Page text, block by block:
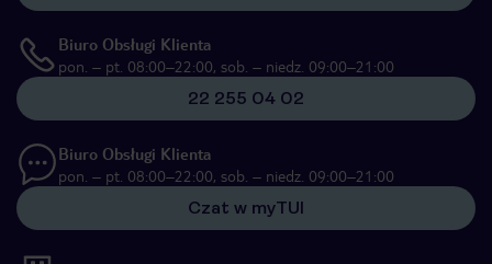
Biuro Obsługi Klienta
pon. – pt. 08:00–22:00, sob. – niedz. 09:00–21:00
22 255 04 02
Biuro Obsługi Klienta
pon. – pt. 08:00–22:00, sob. – niedz. 09:00–21:00
Czat w myTUI